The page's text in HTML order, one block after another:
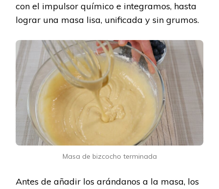
con el impulsor químico e integramos, hasta
lograr una masa lisa, unificada y sin grumos.
Masa de bizcocho terminada
Antes de añadir los arándanos a la masa, los